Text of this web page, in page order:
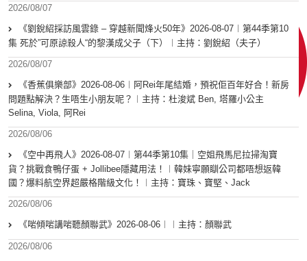
2026/08/07
《劉銳紹採訪風雲錄 – 穿越新聞烽火50年》2026-08-07︱第44季第10
集 死於”可原諒殺人“的黎漢成父子（下）︱主持：劉銳紹（夫子）
2026/08/07
《香蕉俱樂部》2026-08-06︱阿Rei年尾結婚，預祝佢百年好合！新房
問題點解決？生唔生小朋友呢？︱主持：杜浚斌 Ben, 塔羅小公主
Selina, Viola, 阿Rei
2026/08/06
《空中再飛人》2026-08-07︱第44季第10集｜空姐飛馬尼拉掃淘寶
貨？挑戰食鴨仔蛋 + Jollibee隱藏用法！︱韓妹寧願瞓公司都唔想返韓
國？爆料航空界超嚴格階級文化！︱主持：寶珠、寶堅、Jack
2026/08/06
《啱傾啱講啱聽顏聯武》2026-08-06︱︱主持：顏聯武
2026/08/06